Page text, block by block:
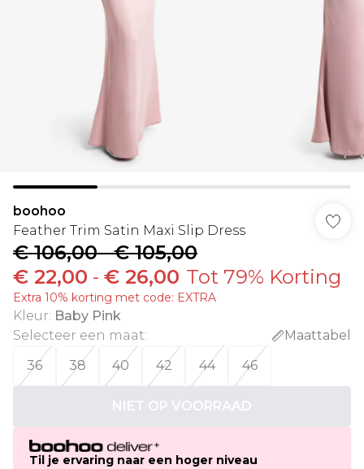
boohoo
Feather Trim Satin Maxi Slip Dress
€ 106,00-€ 105,00
€ 22,00 - € 26,00 Tot 79% Korting
Extra 10% korting met code: EXTRA
Kleur: Baby Pink
Selecteer een maat:
Maattabel
36
38 40 42 44 46
NIET OP VOORRAAD
Til je ervaring naar een hoger niveau